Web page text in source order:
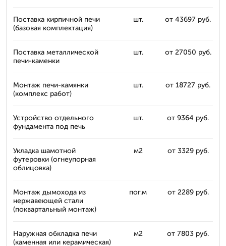
Поставка кирпичной печи
(базовая комплектация)
шт. от 43697 руб.
Поставка металлической
печи-каменки
шт. от 27050 руб.
Монтаж печи-камянки
(комплекс работ)
шт. от 18727 руб.
Устройство отдельного
фундамента под печь
шт. от 9364 руб.
Укладка шамотной
футеровки (огнеупорная
облицовка)
м2 от 3329 руб.
Монтаж дымохода из
нержавеющей стали
(поквартальный монтаж)
пог.м от 2289 руб.
Наружная обкладка печи
(каменная или керамическая)
м2 от 7803 руб.